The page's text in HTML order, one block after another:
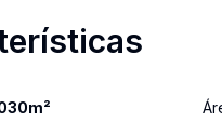
m²